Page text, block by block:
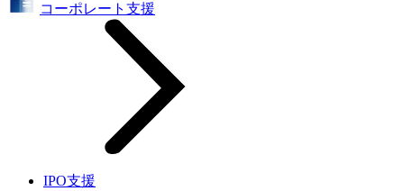
コーポレート支援
IPO支援